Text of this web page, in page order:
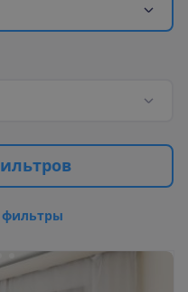
ильтров
фильтры